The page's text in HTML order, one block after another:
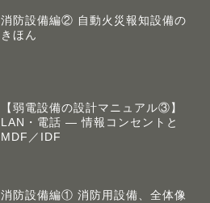
消防設備編② 自動火災報知設備の
きほん
【弱電設備の設計マニュアル③】
LAN・電話 ― 情報コンセントと
MDF／IDF
消防設備編① 消防用設備、全体像